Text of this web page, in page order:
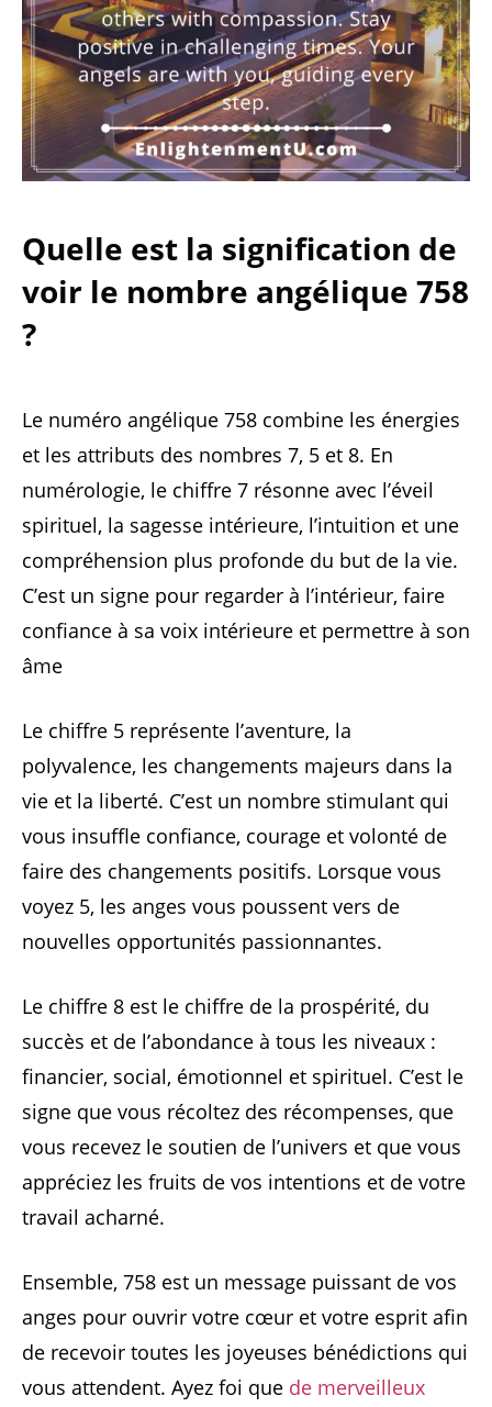
Quelle est la signification de
voir le nombre angélique 758
?
Le numéro angélique 758 combine les énergies
et les attributs des nombres 7, 5 et 8. En
numérologie, le chiffre 7 résonne avec l’éveil
spirituel, la sagesse intérieure, l’intuition et une
compréhension plus profonde du but de la vie.
C’est un signe pour regarder à l’intérieur, faire
confiance à sa voix intérieure et permettre à son
âme
Le chiffre 5 représente l’aventure, la
polyvalence, les changements majeurs dans la
vie et la liberté. C’est un nombre stimulant qui
vous insuffle confiance, courage et volonté de
faire des changements positifs. Lorsque vous
voyez 5, les anges vous poussent vers de
nouvelles opportunités passionnantes.
Le chiffre 8 est le chiffre de la prospérité, du
succès et de l’abondance à tous les niveaux :
financier, social, émotionnel et spirituel. C’est le
signe que vous récoltez des récompenses, que
vous recevez le soutien de l’univers et que vous
appréciez les fruits de vos intentions et de votre
travail acharné.
Ensemble, 758 est un message puissant de vos
anges pour ouvrir votre cœur et votre esprit afin
de recevoir toutes les joyeuses bénédictions qui
vous attendent. Ayez foi que de merveilleux